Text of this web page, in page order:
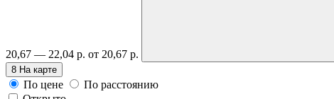
20,67 — 22,04 р. от 20,67 р.
8 На карте
По цене
По расстоянию